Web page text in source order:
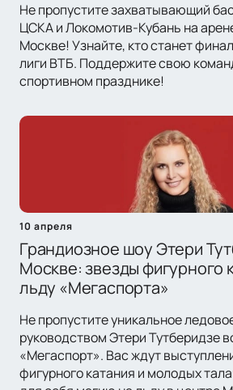
Не пропустите захватывающий
ЦСКА и Локомотив-Кубань на
Москве! Узнайте, кто станет
лиги ВТБ. Поддержите свою
спортивном празднике!
10 апреля
Грандиозное шоу Этери
Москве: звезды фигурного
льду «Мегаспорта»
Не пропустите уникальное
руководством Этери Тутберидзе
«Мегаспорт». Вас ждут
фигурного катания и молодых